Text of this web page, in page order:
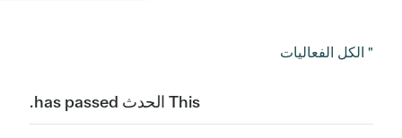
" الكل الفعاليات
This الحدث has passed.